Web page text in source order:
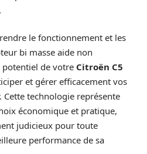
le fonctionnement et les
bi masse aide non
de votre Citroën C5
et gérer efficacement vos
technologie représente
économique et pratique,
judicieux pour toute
performance de sa